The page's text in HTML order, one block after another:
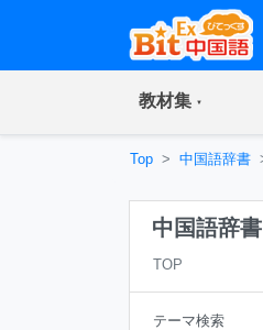
教材集(current)
Top 中国語辞書
中国語辞書
TOP
テーマ検索